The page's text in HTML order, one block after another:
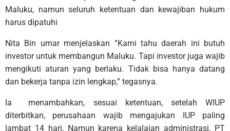
Maluku, namun seluruh ketentuan dan kewajiban hukum
harus dipatuhi
Nita Bin umar menjelaskan “Kami tahu daerah ini butuh
investor untuk membangun Maluku. Tapi investor juga wajib
mengikuti aturan yang berlaku. Tidak bisa hanya datang
dan bekerja tanpa izin lengkap,” tegasnya.
Ia menambahkan, sesuai ketentuan, setelah WIUP
diterbitkan, perusahaan wajib mengajukan IUP paling
lambat 14 hari, Namun karena kelalaian administrasi, PT